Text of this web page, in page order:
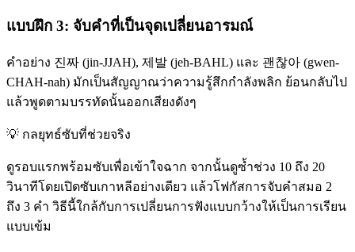
แบบฝึก 3: จับคำที่เป็นจุดเปลี่ยนอารมณ์
คำอย่าง 진짜 (jin-JJAH), 제발 (jeh-BAHL) และ 괜찮아 (gwen-
CHAH-nah) มักเป็นสัญญาณว่าความรู้สึกกำลังพลิก ย้อนกลับไป
แล้วพูดตามบรรทัดนั้นออกเสียงดังๆ
💡 กลยุทธ์ซับที่ช่วยจริง
ดูรอบแรกพร้อมซับเพื่อเข้าใจฉาก จากนั้นดูซ้ำช่วง 10 ถึง 20
วินาทีโดยเปิดซับเกาหลีอย่างเดียว แล้วโฟกัสการจับคำสมอ 2
ถึง 3 คำ วิธีนี้ใกล้กับการเปลี่ยนการฟังแบบกว้างให้เป็นการเรียน
แบบเข้ม